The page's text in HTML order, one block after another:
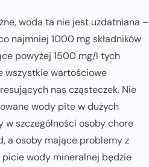
woda ta nie jest uzdatniana –
najmniej 1000 mg składników
powyżej 1500 mg/l tych
wszystkie wartościowe
nas cząsteczek. Nie
wody pite w dużych
w szczególności osoby chore
a osoby mające problemy z
picie wody mineralnej będzie